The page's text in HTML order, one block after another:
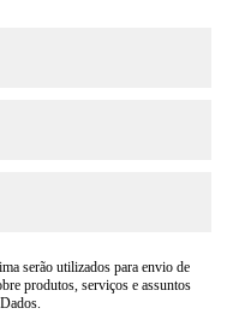
serão utilizados para envio de
produtos, serviços e assuntos